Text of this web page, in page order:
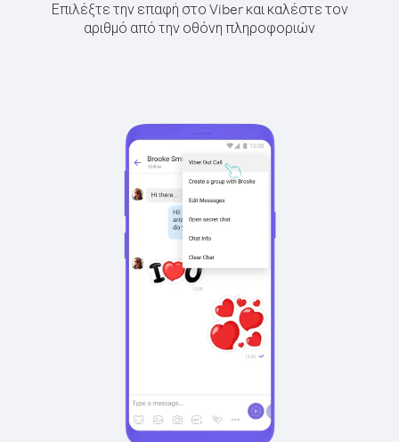
Επιλέξτε την επαφή στο Viber και καλέστε τον
αριθμό από την οθόνη πληροφοριών